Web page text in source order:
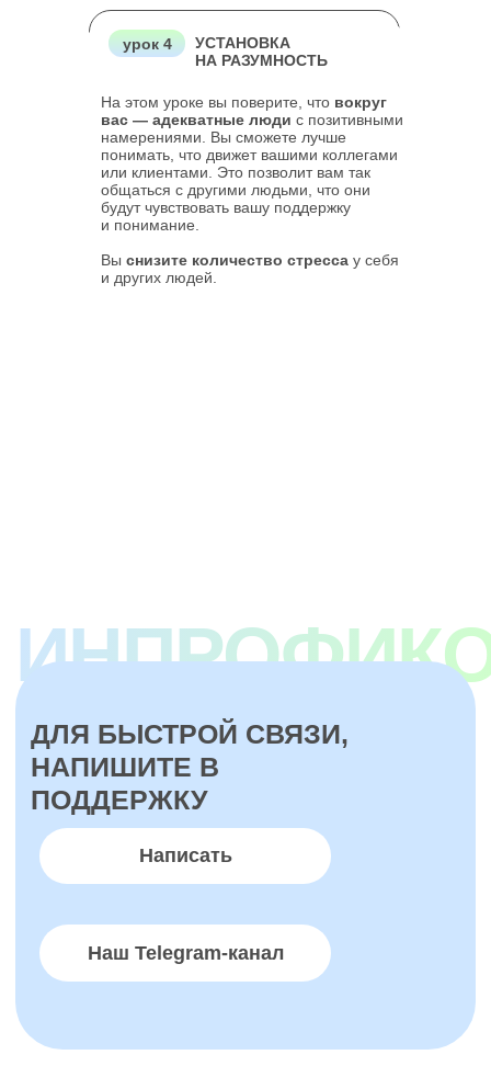
урок 4
УСТАНОВКА
НА РАЗУМНОСТЬ
На этом уроке вы поверите, что вокруг
вас — адекватные люди с позитивными
намерениями. Вы сможете лучше
понимать, что движет вашими коллегами
или клиентами. Это позволит вам так
общаться с другими людьми, что они
будут чувствовать вашу поддержку
и понимание.
Вы снизите количество стресса у себя
и других людей.